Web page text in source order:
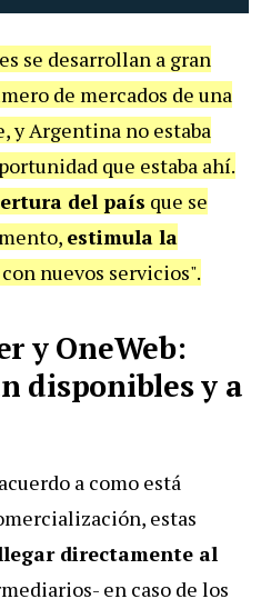
se desarrollan a gran
de mercados de una
y Argentina no estaba
que estaba ahí.
del país que se
estimula la
con nuevos servicios".
y OneWeb:
disponibles y a
a como está
estas
directamente al
en caso de los